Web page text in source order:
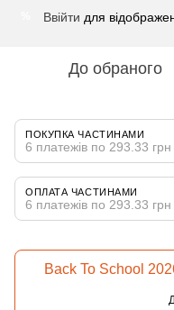
Ввійти для
До обраного
ПОКУПКА ЧАСТИНАМИ
6 платежів по 293.33 грн
ОПЛАТА ЧАСТИНАМИ
6 платежів по 293.33 грн
Back To School